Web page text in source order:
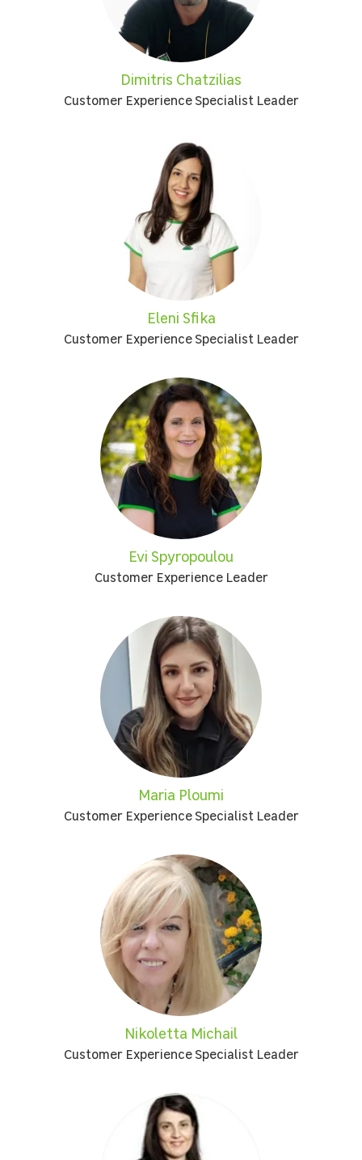
Dimitris Chatzilias
Customer Experience Specialist Leader
Eleni Sfika
Customer Experience Specialist Leader
Evi Spyropoulou
Customer Experience Leader
Maria Ploumi
Customer Experience Specialist Leader
Nikoletta Michail
Customer Experience Specialist Leader